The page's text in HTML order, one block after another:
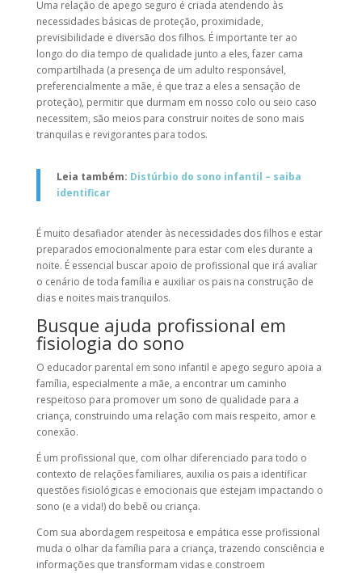
Uma relação de apego seguro é criada atendendo às
necessidades básicas de proteção, proximidade,
previsibilidade e diversão dos filhos. É importante ter ao
longo do dia tempo de qualidade junto a eles, fazer cama
compartilhada (a presença de um adulto responsável,
preferencialmente a mãe, é que traz a eles a sensação de
proteção), permitir que durmam em nosso colo ou seio caso
necessitem, são meios para construir noites de sono mais
tranquilas e revigorantes para todos.
Leia também: Distúrbio do sono infantil – saiba
identificar
É muito desafiador atender às necessidades dos filhos e estar
preparados emocionalmente para estar com eles durante a
noite. É essencial buscar apoio de profissional que irá avaliar
o cenário de toda família e auxiliar os pais na construção de
dias e noites mais tranquilos.
Busque ajuda profissional em
fisiologia do sono
O educador parental em sono infantil e apego seguro apoia a
família, especialmente a mãe, a encontrar um caminho
respeitoso para promover um sono de qualidade para a
criança, construindo uma relação com mais respeito, amor e
conexão.
É um profissional que, com olhar diferenciado para todo o
contexto de relações familiares, auxilia os pais a identificar
questões fisiológicas e emocionais que estejam impactando o
sono (e a vida!) do bebê ou criança.
Com sua abordagem respeitosa e empática esse profissional
muda o olhar da família para a criança, trazendo consciência e
informações que transformam vidas e constroem